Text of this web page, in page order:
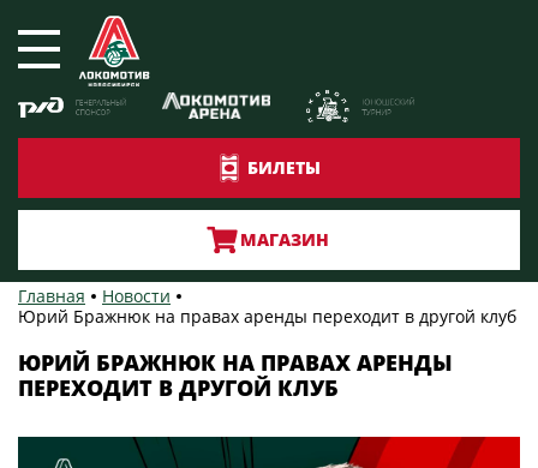
БИЛЕТЫ
МАГАЗИН
Главная
Новости
Юрий Бражнюк на правах аренды переходит в другой клуб
ЮРИЙ БРАЖНЮК НА ПРАВАХ АРЕНДЫ
ПЕРЕХОДИТ В ДРУГОЙ КЛУБ